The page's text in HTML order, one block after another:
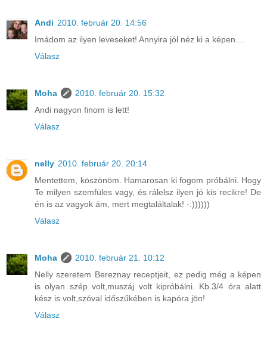
Andi 2010. február 20. 14:56
Imádom az ilyen leveseket! Annyira jól néz ki a képen....
Válasz
Moha
2010. február 20. 15:32
Andi nagyon finom is lett!
Válasz
nelly 2010. február 20. 20:14
Mentettem, köszönöm. Hamarosan ki fogom próbálni. Hogy
Te milyen szemfüles vagy, és rálelsz ilyen jó kis recikre! De
én is az vagyok ám, mert megtaláltalak! -:))))))
Válasz
Moha
2010. február 21. 10:12
Nelly szeretem Bereznay receptjeit, ez pedig még a képen
is olyan szép volt,muszáj volt kipróbálni. Kb.3/4 óra alatt
kész is volt,szóval időszűkében is kapóra jön!
Válasz